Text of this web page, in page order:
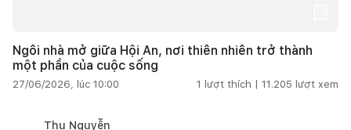
Ngôi nhà mở giữa Hội An, nơi thiên nhiên trở thành
một phần của cuộc sống
27/06/2026, lúc 10:00 1 lượt thích | 11.205 lượt xem
Thu Nguyễn